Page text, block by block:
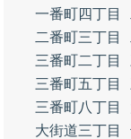
一番町四丁目
二番町三丁目
三番町二丁目
三番町五丁目
三番町八丁目
大街道三丁目